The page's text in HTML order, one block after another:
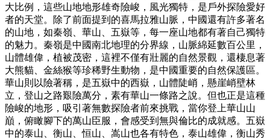
大比例，這些山地地形雄奇險峻，風光獨特，是戶外探險愛好
者的天堂。除了前面提到的喜馬拉雅山脈，中國還有許多著名
的山地，如秦嶺、華山、五嶽等，每一座山地都有著自己獨特
的魅力。秦嶺是中國南北地理的分界線，山脈綿延數百公里，
山體雄偉，植被茂密，這裡不僅有壯麗的自然景觀，還棲息著
大熊貓、金絲猴等珍稀野生動物，是中國重要的自然保護區。
華山則以險著稱，是五嶽中的西嶽，山體陡峭，懸崖峭壁林
立，登山之路艱險萬分，素有華山一條路之說。但也正是這種
險峻的地形，吸引著無數探險者前來挑戰，當你登上華山山
巔，俯瞰腳下的萬山臣服，會感受到無與倫比的成就感。五嶽
中的泰山、衡山、恒山、嵩山也各有特色，泰山雄偉，衡山秀